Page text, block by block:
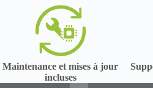
Maintenance et mises à jour
incluses